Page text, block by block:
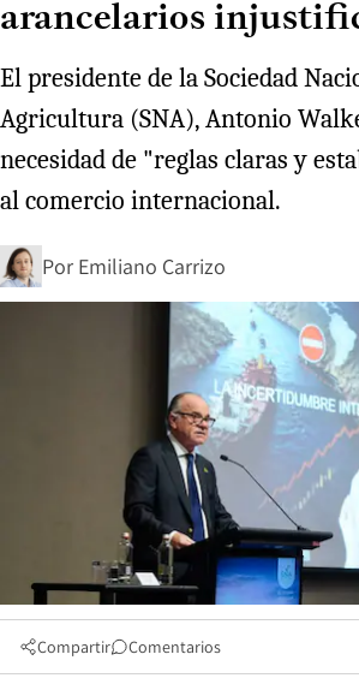
arancelarios
El presidente de la Sociedad
Agricultura (SNA), Antonio
necesidad de "reglas claras y
al comercio internacional.
Por Emiliano Carrizo
Compartir Comentarios